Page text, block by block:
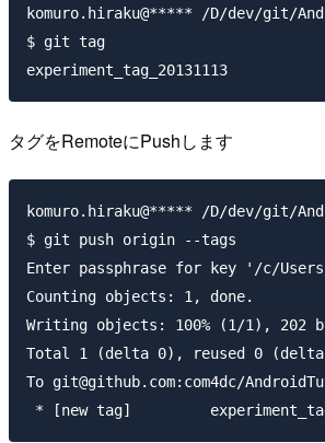
komuro.hiraku@***** /D/dev/git/
$ git tag
タグをRemoteにPushします
komuro.hiraku@***** /D/dev/git/
$ git push origin --tags
Enter passphrase for key '/c/
Counting objects: 1, done.
Writing objects: 100% (1/1), 202
Total 1 (delta 0), reused 0
To git@github.com:com4dc/